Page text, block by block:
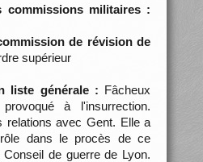
commissions militaires :
de révision de
supérieur
liste générale : Fâcheux
à l'insurrection.
relations avec Gent. Elle a
dans le procès de ce
de guerre de Lyon.